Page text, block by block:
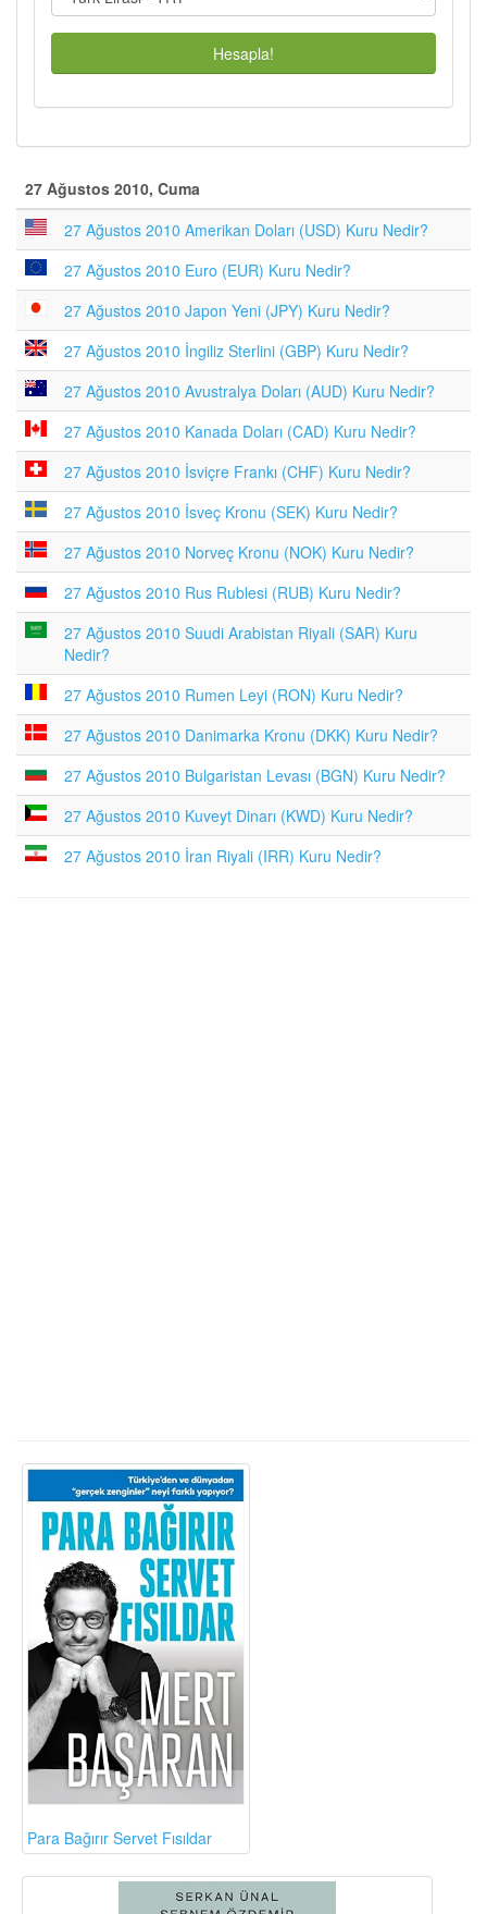
Hesapla!
27 Ağustos 2010, Cuma
27 Ağustos 2010 Amerikan Doları (USD) Kuru Nedir?
27 Ağustos 2010 Euro (EUR) Kuru Nedir?
27 Ağustos 2010 Japon Yeni (JPY) Kuru Nedir?
27 Ağustos 2010 İngiliz Sterlini (GBP) Kuru Nedir?
27 Ağustos 2010 Avustralya Doları (AUD) Kuru Nedir?
27 Ağustos 2010 Kanada Doları (CAD) Kuru Nedir?
27 Ağustos 2010 İsviçre Frankı (CHF) Kuru Nedir?
27 Ağustos 2010 İsveç Kronu (SEK) Kuru Nedir?
27 Ağustos 2010 Norveç Kronu (NOK) Kuru Nedir?
27 Ağustos 2010 Rus Rublesi (RUB) Kuru Nedir?
27 Ağustos 2010 Suudi Arabistan Riyali (SAR) Kuru
Nedir?
27 Ağustos 2010 Rumen Leyi (RON) Kuru Nedir?
27 Ağustos 2010 Danimarka Kronu (DKK) Kuru Nedir?
27 Ağustos 2010 Bulgaristan Levası (BGN) Kuru Nedir?
27 Ağustos 2010 Kuveyt Dinarı (KWD) Kuru Nedir?
27 Ağustos 2010 İran Riyali (IRR) Kuru Nedir?
Para Bağırır Servet Fısıldar